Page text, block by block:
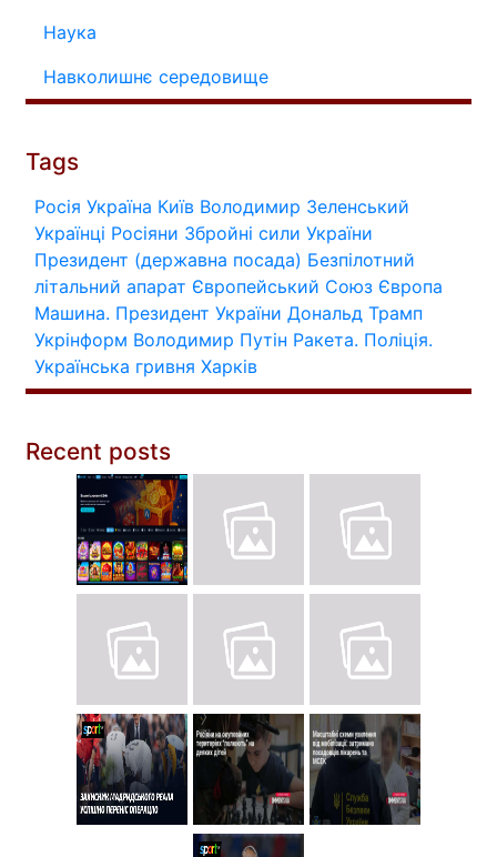
Наука
Навколишнє середовище
Tags
Росія Україна Київ Володимир Зеленський
Українці Росіяни Збройні сили України
Президент (державна посада) Безпілотний
літальний апарат Європейський Союз Європа
Машина. Президент України Дональд Трамп
Укрінформ Володимир Путін Ракета. Поліція.
Українська гривня Харків
Recent posts